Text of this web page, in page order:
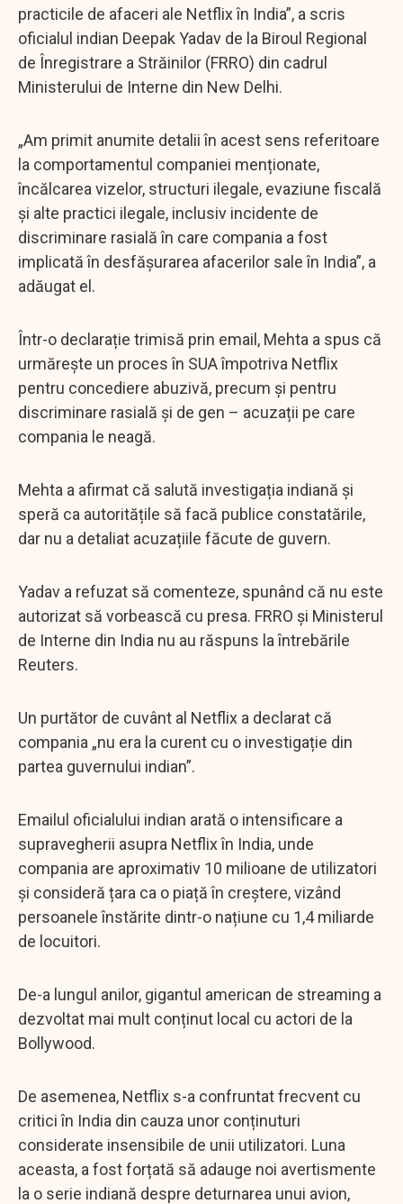
practicile de afaceri ale Netflix în India”, a scris
oficialul indian Deepak Yadav de la Biroul Regional
de Înregistrare a Străinilor (FRRO) din cadrul
Ministerului de Interne din New Delhi.
„Am primit anumite detalii în acest sens referitoare
la comportamentul companiei menționate,
încălcarea vizelor, structuri ilegale, evaziune fiscală
și alte practici ilegale, inclusiv incidente de
discriminare rasială în care compania a fost
implicată în desfășurarea afacerilor sale în India”, a
adăugat el.
Într-o declarație trimisă prin email, Mehta a spus că
urmărește un proces în SUA împotriva Netflix
pentru concediere abuzivă, precum și pentru
discriminare rasială și de gen – acuzații pe care
compania le neagă.
Mehta a afirmat că salută investigația indiană și
speră ca autoritățile să facă publice constatările,
dar nu a detaliat acuzațiile făcute de guvern.
Yadav a refuzat să comenteze, spunând că nu este
autorizat să vorbească cu presa. FRRO și Ministerul
de Interne din India nu au răspuns la întrebările
Reuters.
Un purtător de cuvânt al Netflix a declarat că
compania „nu era la curent cu o investigație din
partea guvernului indian”.
Emailul oficialului indian arată o intensificare a
supravegherii asupra Netflix în India, unde
compania are aproximativ 10 milioane de utilizatori
și consideră țara ca o piață în creștere, vizând
persoanele înstărite dintr-o națiune cu 1,4 miliarde
de locuitori.
De-a lungul anilor, gigantul american de streaming a
dezvoltat mai mult conținut local cu actori de la
Bollywood.
De asemenea, Netflix s-a confruntat frecvent cu
critici în India din cauza unor conținuturi
considerate insensibile de unii utilizatori. Luna
aceasta, a fost forțată să adauge noi avertismente
la o serie indiană despre deturnarea unui avion,